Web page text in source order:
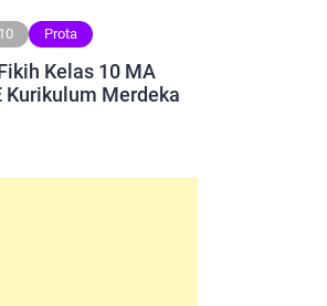
Prota
Kelas 10 MA
Kurikulum Merdeka